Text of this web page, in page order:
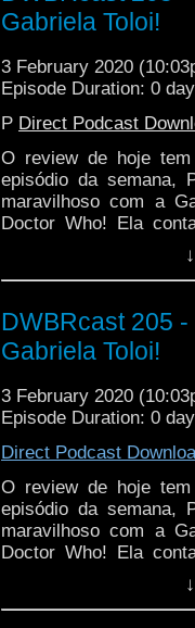
Gabriela Toloi!
3 February 2020
Episode Duration: 0
P Direct Podcast
O review de hoje
episódio da semana,
maravilhoso com a
Doctor Who! Ela
como foi conhecer
DWBRcast 205
Gabriela Toloi!
3 February 2020
Episode Duration: 0
Direct Podcast
O review de hoje
episódio da semana,
maravilhoso com a
Doctor Who! Ela
como foi conhecer